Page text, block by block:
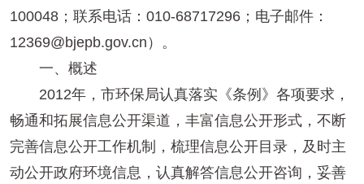
100048；联系电话：010-68717296；电子邮件：
12369@bjepb.gov.cn）。
一、概述
2012年，市环保局认真落实《条例》各项要求，
畅通和拓展信息公开渠道，丰富信息公开形式，不断
完善信息公开工作机制，梳理信息公开目录，及时主
动公开政府环境信息，认真解答信息公开咨询，妥善